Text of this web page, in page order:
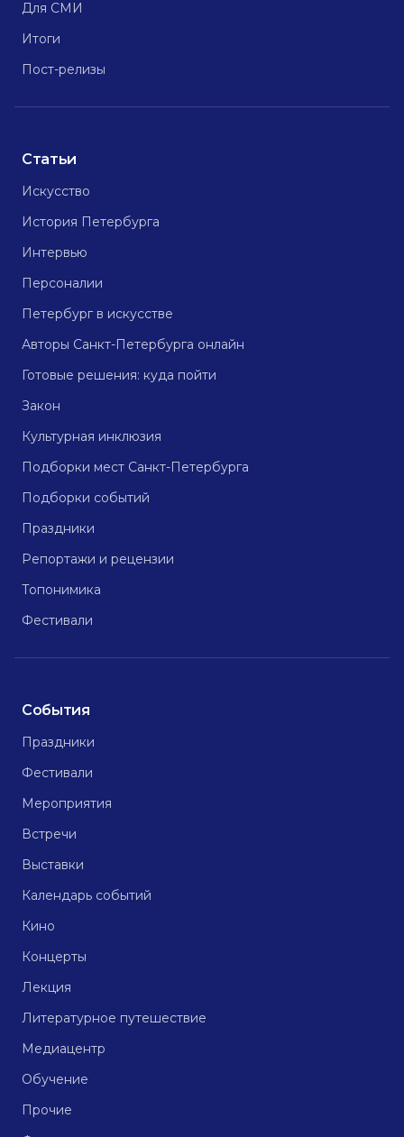
Для СМИ
Итоги
Пост-релизы
Статьи
Искусство
История Петербурга
Интервью
Персоналии
Петербург в искусстве
Авторы Санкт-Петербурга онлайн
Готовые решения: куда пойти
Закон
Культурная инклюзия
Подборки мест Санкт-Петербурга
Подборки событий
Праздники
Репортажи и рецензии
Топонимика
Фестивали
События
Праздники
Фестивали
Мероприятия
Встречи
Выставки
Календарь событий
Кино
Концерты
Лекция
Литературное путешествие
Медиацентр
Обучение
Прочие